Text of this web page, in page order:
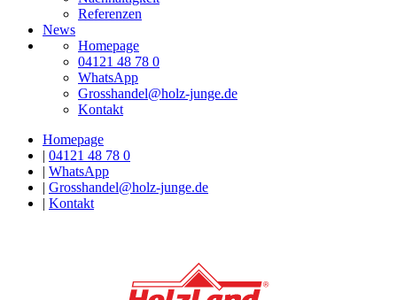
Referenzen
News
Homepage
04121 48 78 0
WhatsApp
Grosshandel@holz-junge.de
Kontakt
Homepage
| 04121 48 78 0
| WhatsApp
| Grosshandel@holz-junge.de
| Kontakt